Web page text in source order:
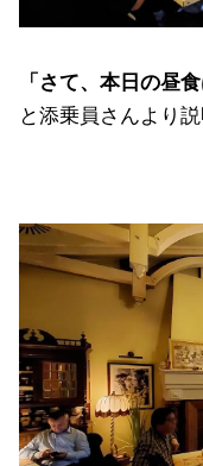
「さて、本日の昼
と添乗員さんより説